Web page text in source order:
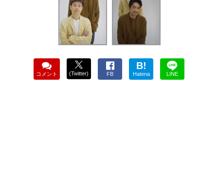
コメント (Twitter) FB
B!
Hatena LINE